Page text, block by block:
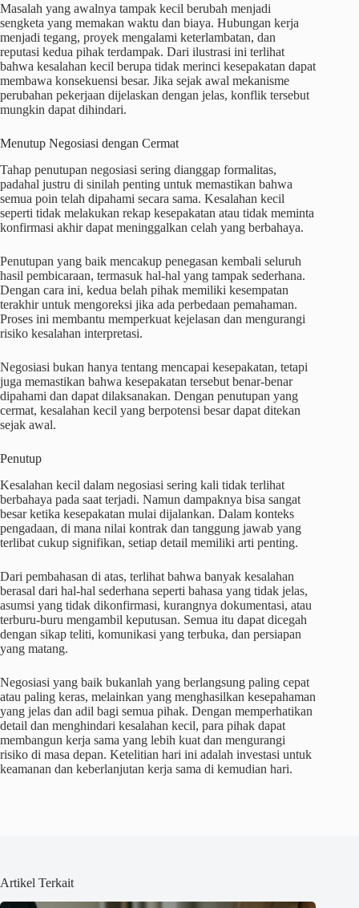
Masalah yang awalnya tampak kecil berubah menjadi
sengketa yang memakan waktu dan biaya. Hubungan kerja
menjadi tegang, proyek mengalami keterlambatan, dan
reputasi kedua pihak terdampak. Dari ilustrasi ini terlihat
bahwa kesalahan kecil berupa tidak merinci kesepakatan dapat
membawa konsekuensi besar. Jika sejak awal mekanisme
perubahan pekerjaan dijelaskan dengan jelas, konflik tersebut
mungkin dapat dihindari.
Menutup Negosiasi dengan Cermat
Tahap penutupan negosiasi sering dianggap formalitas,
padahal justru di sinilah penting untuk memastikan bahwa
semua poin telah dipahami secara sama. Kesalahan kecil
seperti tidak melakukan rekap kesepakatan atau tidak meminta
konfirmasi akhir dapat meninggalkan celah yang berbahaya.
Penutupan yang baik mencakup penegasan kembali seluruh
hasil pembicaraan, termasuk hal-hal yang tampak sederhana.
Dengan cara ini, kedua belah pihak memiliki kesempatan
terakhir untuk mengoreksi jika ada perbedaan pemahaman.
Proses ini membantu memperkuat kejelasan dan mengurangi
risiko kesalahan interpretasi.
Negosiasi bukan hanya tentang mencapai kesepakatan, tetapi
juga memastikan bahwa kesepakatan tersebut benar-benar
dipahami dan dapat dilaksanakan. Dengan penutupan yang
cermat, kesalahan kecil yang berpotensi besar dapat ditekan
sejak awal.
Penutup
Kesalahan kecil dalam negosiasi sering kali tidak terlihat
berbahaya pada saat terjadi. Namun dampaknya bisa sangat
besar ketika kesepakatan mulai dijalankan. Dalam konteks
pengadaan, di mana nilai kontrak dan tanggung jawab yang
terlibat cukup signifikan, setiap detail memiliki arti penting.
Dari pembahasan di atas, terlihat bahwa banyak kesalahan
berasal dari hal-hal sederhana seperti bahasa yang tidak jelas,
asumsi yang tidak dikonfirmasi, kurangnya dokumentasi, atau
terburu-buru mengambil keputusan. Semua itu dapat dicegah
dengan sikap teliti, komunikasi yang terbuka, dan persiapan
yang matang.
Negosiasi yang baik bukanlah yang berlangsung paling cepat
atau paling keras, melainkan yang menghasilkan kesepahaman
yang jelas dan adil bagi semua pihak. Dengan memperhatikan
detail dan menghindari kesalahan kecil, para pihak dapat
membangun kerja sama yang lebih kuat dan mengurangi
risiko di masa depan. Ketelitian hari ini adalah investasi untuk
keamanan dan keberlanjutan kerja sama di kemudian hari.
Artikel Terkait